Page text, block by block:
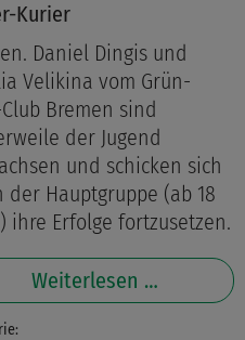
Kurier
Daniel Dingis und
Velikina vom Grün-
Bremen sind
der Jugend
und schicken sich
der Hauptgruppe (ab 18
ihre Erfolge fortzusetzen.
Weiterlesen …